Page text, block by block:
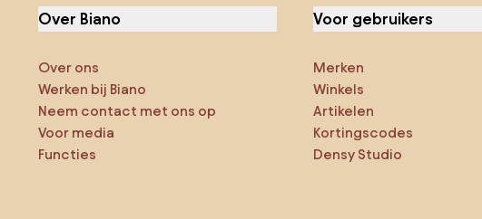
Over Biano
Over ons
Werken bij Biano
Neem contact met ons op
Voor media
Functies
Voor gebruikers
Merken
Winkels
Artikelen
Kortingscodes
Densy Studio